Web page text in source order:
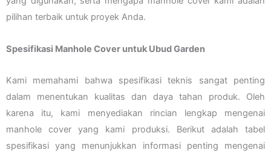
pilihan terbaik untuk proyek Anda.
Spesifikasi Manhole Cover untuk Ubud Garden
Kami memahami bahwa spesifikasi teknis sangat penting
dalam menentukan kualitas dan daya tahan produk. Oleh
karena itu, kami menyediakan rincian lengkap mengenai
manhole cover yang kami produksi. Berikut adalah tabel
spesifikasi yang menunjukkan informasi penting mengenai